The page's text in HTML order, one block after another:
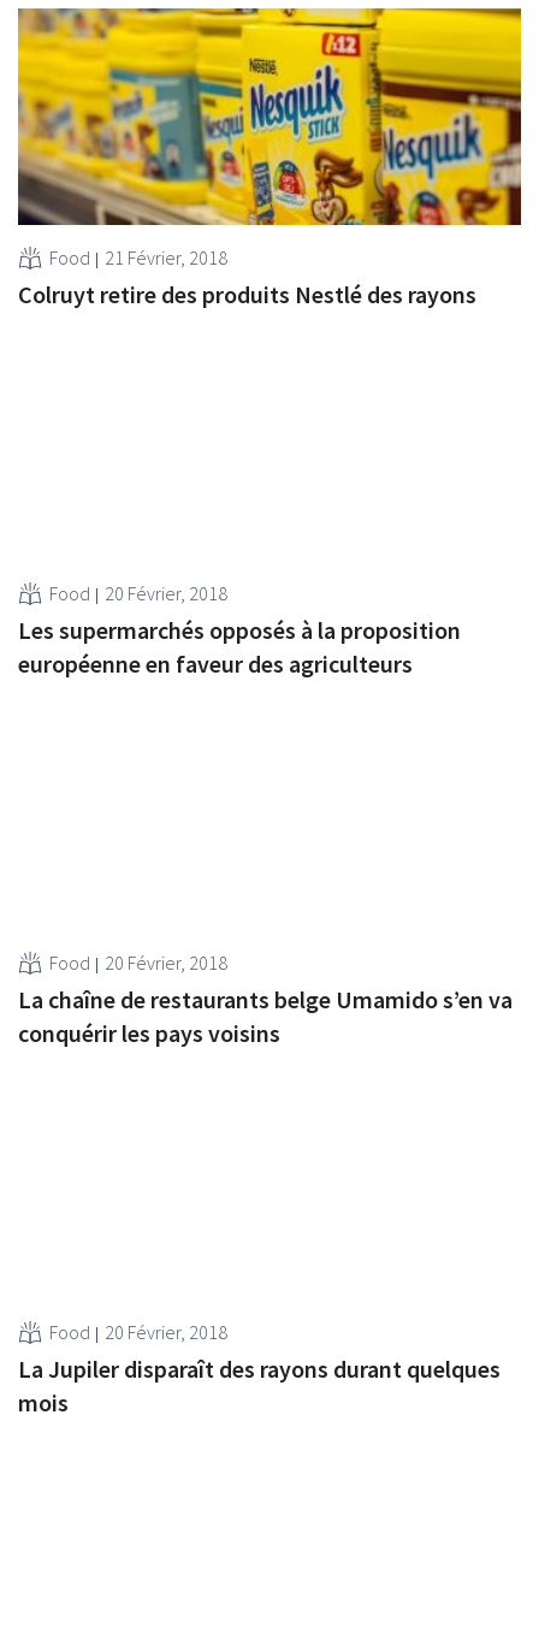
Food 21 Février, 2018
Colruyt retire des produits Nestlé des rayons
Food 20 Février, 2018
Les supermarchés opposés à la proposition
européenne en faveur des agriculteurs
Food 20 Février, 2018
La chaîne de restaurants belge Umamido s’en va
conquérir les pays voisins
Food 20 Février, 2018
La Jupiler disparaît des rayons durant quelques
mois